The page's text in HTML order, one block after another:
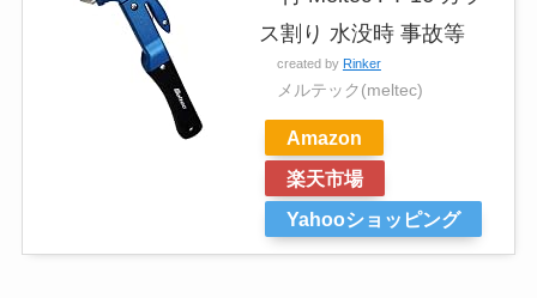
ス割り 水没時 事故等
created by Rinker
メルテック(meltec)
Amazon
楽天市場
Yahooショッピング